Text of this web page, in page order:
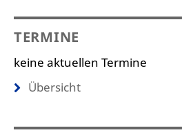
TERMINE
keine aktuellen Termine
Übersicht